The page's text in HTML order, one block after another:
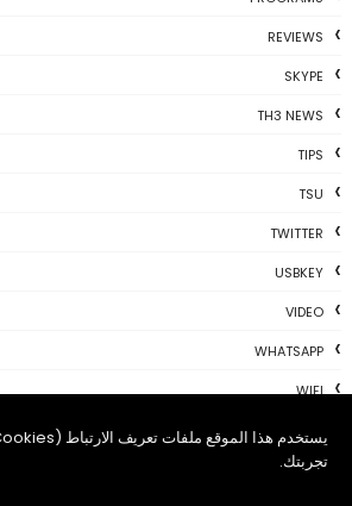
تجربتك.
REVIEWS
SKYPE
TH3 NEWS
TIPS
TSU
TWITTER
USBKEY
VIDEO
WHATSAPP
WIFI
WINDOWS
WINDOWS 10